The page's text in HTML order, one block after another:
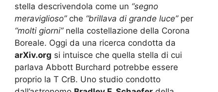
stella descrivendola come un “segno
meraviglioso”che “brillava di grande luce”per
“molti giorni”nella costellazione della Corona
Boreale. Oggi da una ricerca condotta da
arXiv.org si intuisce che quella stella di cui
parlava Abbott Burchard potrebbe essere
proprio la T CrB. Uno studio condotto